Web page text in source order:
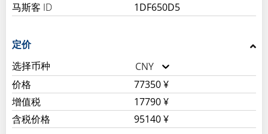
马斯客 ID
1DF650D5
定价
选择币种
CNY
价格
77350 ¥
增值税
17790 ¥
含税价格
95140 ¥